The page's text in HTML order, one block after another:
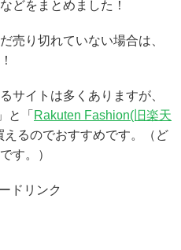
どをまとめました！
売り切れていない場合は、
サイトは多くありますが、
」と「 Rakuten Fashion(旧楽天
えるのでおすすめです。（ど
す。）
ドリンク